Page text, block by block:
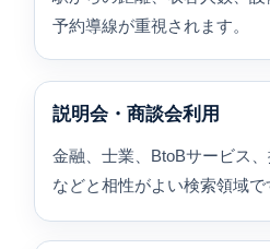
予約導線が重視されます。
説明会・商談会利用
金融、士業、BtoBサービス
などと相性がよい検索領域で